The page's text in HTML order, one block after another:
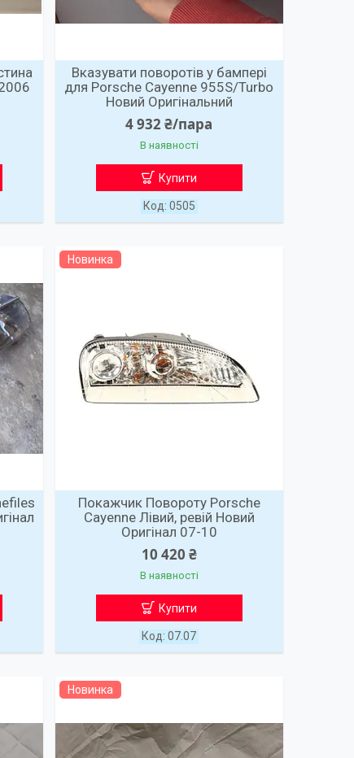
Вказувати поворотів у бампері
для Porsche Cayenne 955S/Turbo
Новий Оригінальний
4 932 ₴/пара
В наявності
Купити
0505
Новинка
Покажчик Повороту Porsche
Cayenne Лівий, ревій Новий
Оригінал 07-10
10 420 ₴
В наявності
Купити
07.07
Новинка